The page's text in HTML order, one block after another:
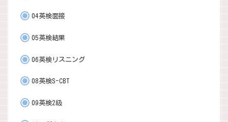
04英検面接
05英検結果
06英検リスニング
08英検S-CBT
09英検2級